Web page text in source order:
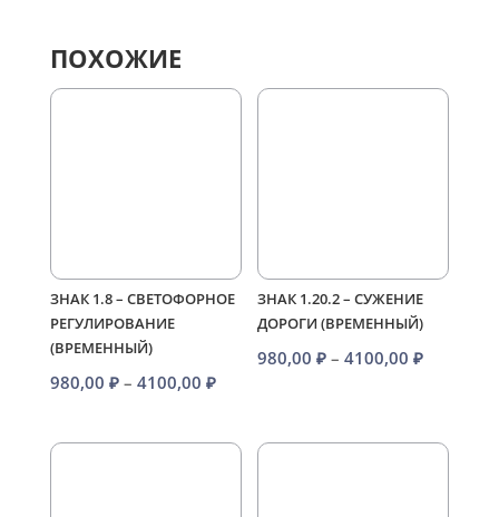
ПОХОЖИЕ
ЗНАК 1.8 – СВЕТОФОРНОЕ
РЕГУЛИРОВАНИЕ
(ВРЕМЕННЫЙ)
980,00 ₽ – 4100,00 ₽Диапазон
980,00 ₽
ЗНАК 1.20.2 – СУЖЕНИЕ
ДОРОГИ (ВРЕМЕННЫЙ)
980,00₽ – 4100,00₽
–